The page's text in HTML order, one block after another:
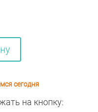
сегодня
на кнопку: